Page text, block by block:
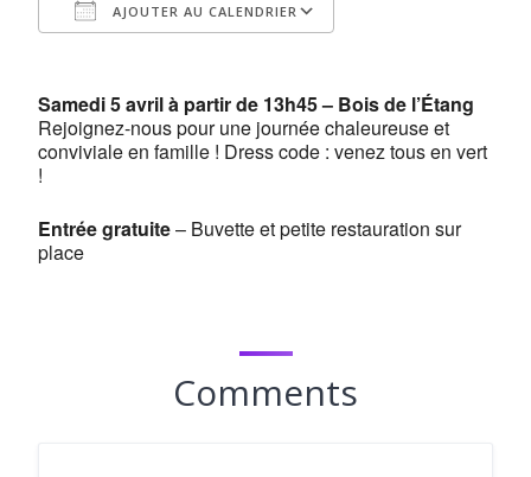
AJOUTER AU CALENDRIER
Samedi 5 avril à partir de 13h45 – Bois de l’Étang
Rejoignez-nous pour une journée chaleureuse et
conviviale en famille ! Dress code : venez tous en vert
!
Entrée gratuite– Buvette et petite restauration sur
place
Comments